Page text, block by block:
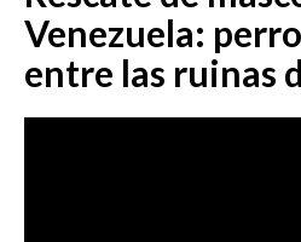
Venezuela:
entre las ruinas